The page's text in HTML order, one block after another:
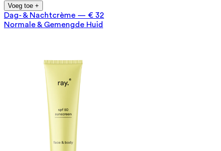
Voeg toe +
Dag- & Nachtcrème — € 32
Normale & Gemengde Huid